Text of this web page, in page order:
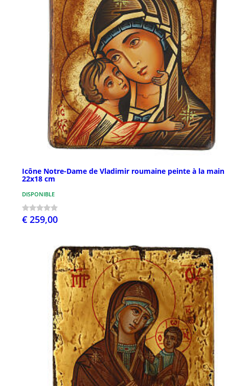
Icône Notre-Dame de Vladimir roumaine peinte à la main
22x18 cm
DISPONIBLE
€ 259,00